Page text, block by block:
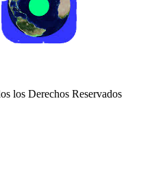
los Derechos Reservados